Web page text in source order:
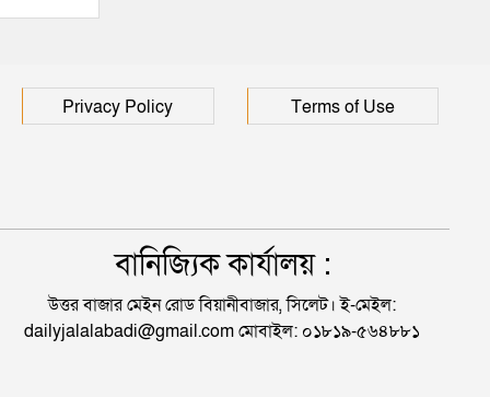
Privacy Policy Terms of Use
বানিজ্যিক কার্যালয় :
উত্তর বাজার মেইন রোড বিয়ানীবাজার, সিলেট। ই-মেইল:
dailyjalalabadi@gmail.com মোবাইল: ০১৮১৯-৫৬৪৮৮১